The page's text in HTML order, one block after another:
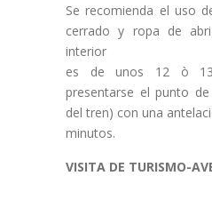
Se recomienda el uso
cerrado y ropa de
interior
es de unos 12 ò 13
presentarse el punto
del tren) con una
minutos.
VISITA DE TURISMO-